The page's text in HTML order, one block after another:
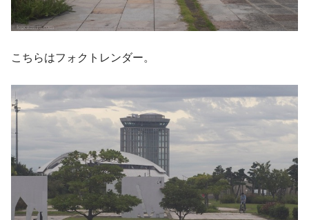
こちらはフォクトレンダー。